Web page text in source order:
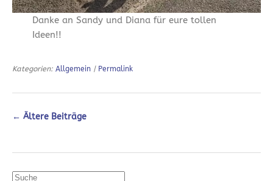
Danke an Sandy und Diana für eure tollen
Ideen!!
Kategorien: Allgemein | Permalink
← Ältere Beiträge
Suchen